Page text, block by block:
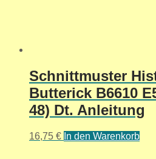
Schnittmuster
Butterick B6610
48) Dt. Anleitung
16,75 € In den Warenkorb